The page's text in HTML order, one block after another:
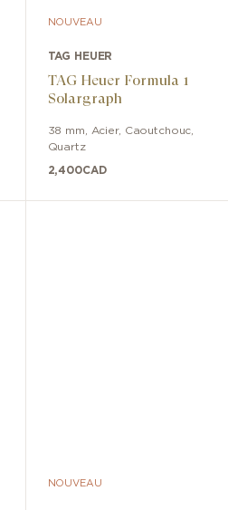
NOUVEAU
TAG HEUER
TAG Heuer Formula 1
Solargraph
38 mm Acier, Caoutchouc
Quartz
2,400CAD
NOUVEAU